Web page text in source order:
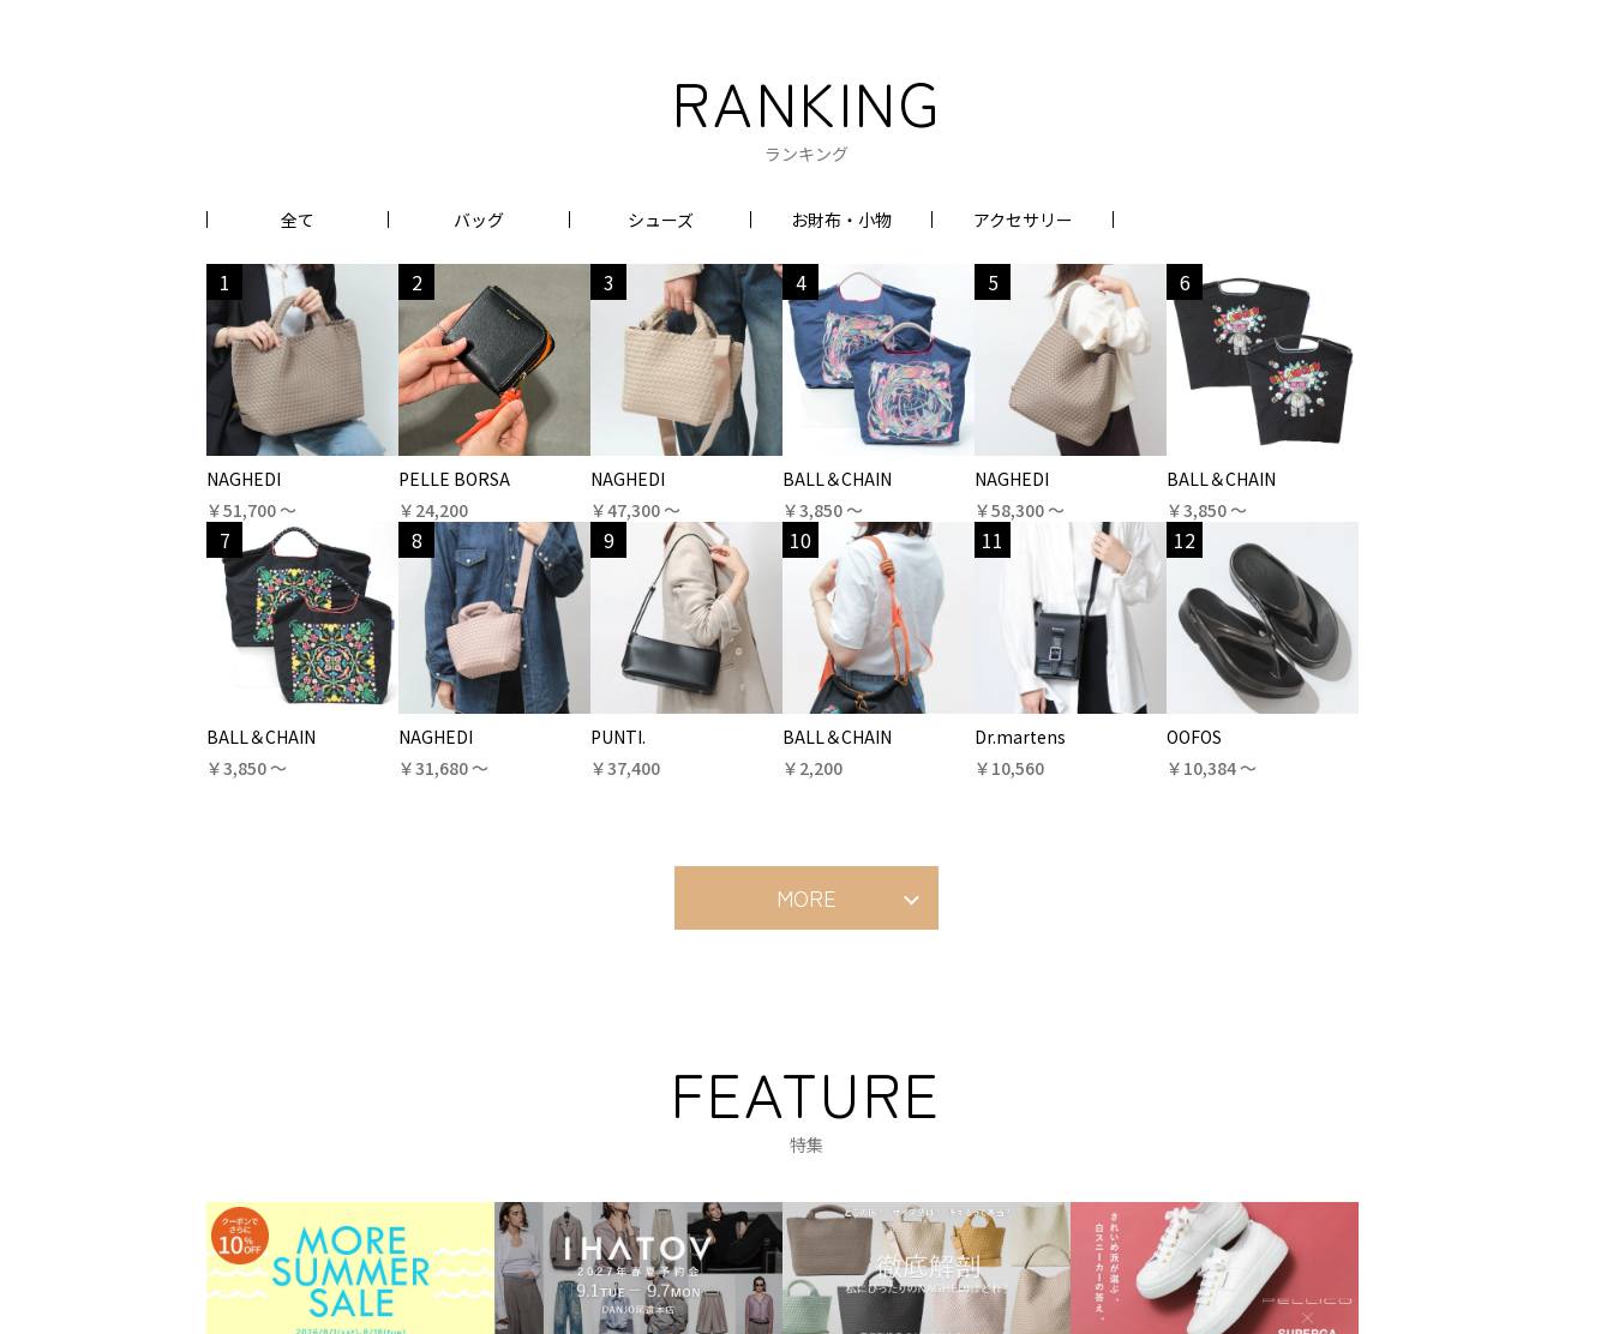
RANKING
ランキング
全て バッグ シューズ お財布・小物 アクセサリー
1
NAGHEDI
￥51,700 〜
2
PELLE BORSA
￥24,200
3
NAGHEDI
￥47,300 〜
4
BALL＆CHAIN
￥3,850 〜
5
NAGHEDI
￥58,300 〜
6
BALL＆CHAIN
￥3,850 〜
7
BALL＆CHAIN
￥3,850 〜
8
NAGHEDI
￥31,680 〜
9
PUNTI.
￥37,400
10
BALL＆CHAIN
￥2,200
11
Dr.martens
￥10,560
12
OOFOS
￥10,384 〜
MORE
FEATURE
特集